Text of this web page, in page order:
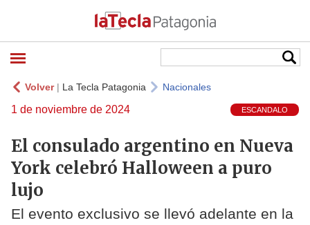
Volver| La Tecla Patagonia Nacionales
1 de noviembre de 2024 ESCANDALO
El consulado argentino en Nueva
York celebró Halloween a puro
lujo
El evento exclusivo se llevó adelante en la